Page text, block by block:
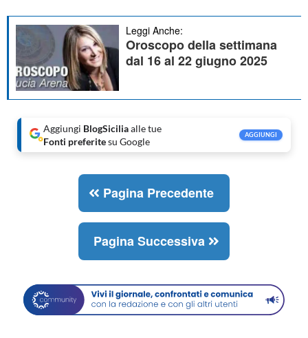
Leggi Anche:
Oroscopo della settimana
dal 16 al 22 giugno 2025
Aggiungi BlogSiciliaalle tue
Fonti preferitesu Google
AGGIUNGI
Pagina Precedente
Pagina Successiva